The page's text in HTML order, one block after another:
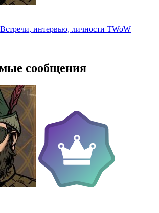
Встречи, интервью, личности TWoW
сообщения